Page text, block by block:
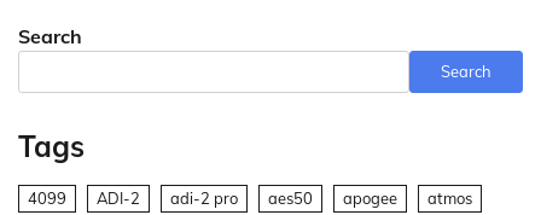
Search
Search
Tags
4099 ADI-2 adi-2 pro aes50 apogee
atmos